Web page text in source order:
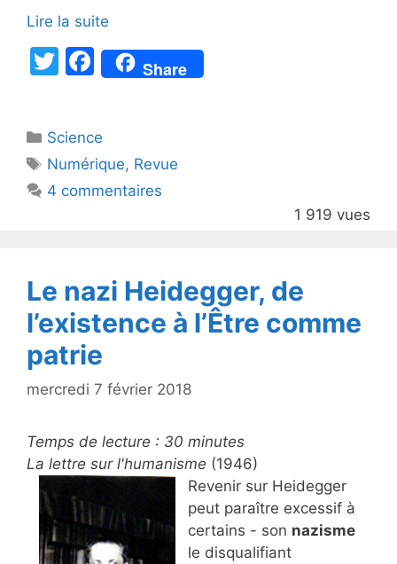
Lire la suite
T
er
F
a
e
b
o
Share
Catégories
Science
Étiquettes
Numérique, Revue
4 commentaires
1 919 vues
Le nazi Heidegger, de
l’existence à l’Être comme
patrie
mercredi 7 février 2018
Temps de lecture : 30 minutes
La lettre sur l'humanisme (1946)
Revenir sur Heidegger
peut paraître excessif à
certains - son nazisme
le disqualifiant